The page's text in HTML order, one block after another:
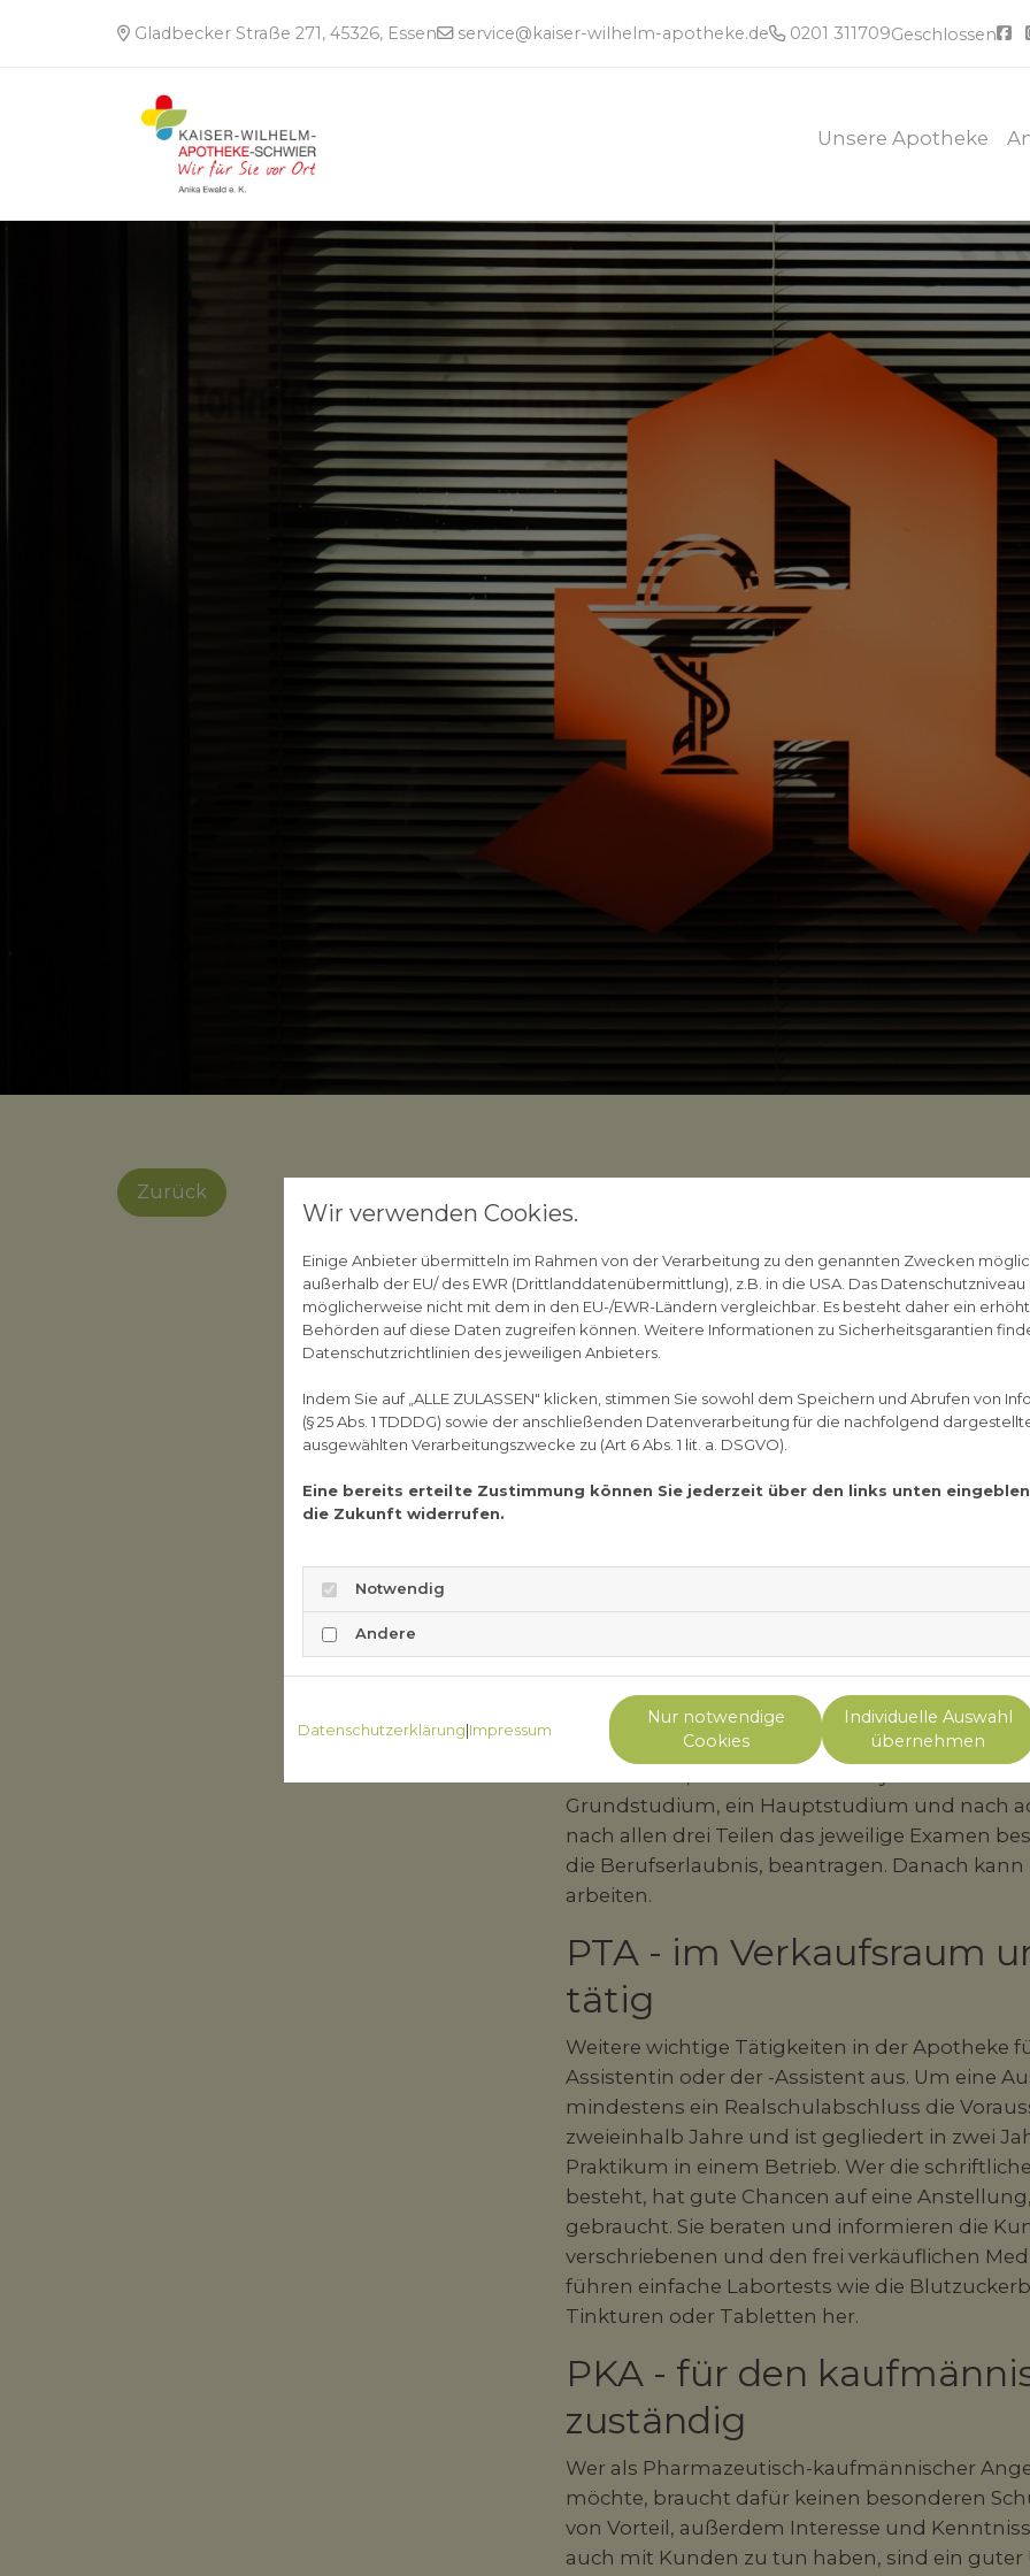
Gladbecker Straße 271, 45326, Essen service@kaiser-wilhelm-apotheke.de 0201 311709Geschlossen
Unsere Apotheke
Zurück Wie kann man in der
Die Arbeit in der Apotheke ist vielseitig und
pharmazeutischen Bereich interessiert, ist
gibt es die verschiedensten Positionen, die in
können. Nicht nur Apothekerinnen und
Pharmazeutisch-technische Assistentinnen
Pharmazeutisch-kaufmännische Angestellte,
Apothekerin oder
praktisches Jahr
Sie alle haben verschiedene
Apothekerinnen und Apotheker haben dabei
Pharmaziestudium erlaubt. Wer das Studium
Naturwissenschaften haben, denn im
Mathematik, Biochemie und Physik
Grundstudium, ein Hauptstudium und nach
nach allen drei Teilen das jeweilige Examen
die Berufserlaubnis, beantragen. Danach
arbeiten.
PTA - im Verkaufsraum
tätig
Weitere wichtige Tätigkeiten in der Apotheke
Assistentin oder der -Assistent aus. Um eine
mindestens ein Realschulabschluss die
zweieinhalb Jahre und ist gegliedert in zwei
Praktikum in einem Betrieb. Wer die
besteht, hat gute Chancen auf eine
gebraucht. Sie beraten und informieren die
verschriebenen und den frei verkäuflichen
führen einfache Labortests wie die
Tinkturen oder Tabletten her.
PKA - für den
zuständig
Wer als Pharmazeutisch-kaufmännischer
möchte, braucht dafür keinen besonderen
von Vorteil, außerdem Interesse und
auch mit Kunden zu tun haben, sind ein
Wir verwenden Cookies.
Einige Anbieter übermitteln im Rahmen von der Verarbeitung zu den genannten Zwecken
außerhalb der EU/ des EWR (Drittlanddatenübermittlung), z.B. in die USA. Das Datenschutzniveau
möglicherweise nicht mit dem in den EU-/EWR-Ländern vergleichbar. Es besteht daher ein
Behörden auf diese Daten zugreifen können. Weitere Informationen zu Sicherheitsgarantien
Datenschutzrichtlinien des jeweiligen Anbieters.
Indem Sie auf „ALLE ZULASSEN" klicken, stimmen Sie sowohl dem Speichern und Abrufen von
(§ 25 Abs. 1 TDDDG) sowie der anschließenden Datenverarbeitung für die nachfolgend
ausgewählten Verarbeitungszwecke zu (Art 6 Abs. 1 lit. a. DSGVO).
Eine bereits erteilte Zustimmung können Sie jederzeit über den links unten
die Zukunft widerrufen.
Notwendig
Andere
Datenschutzerklärung|Impressum
Nur notwendige
Cookies
Individuelle Auswahl
übernehmen